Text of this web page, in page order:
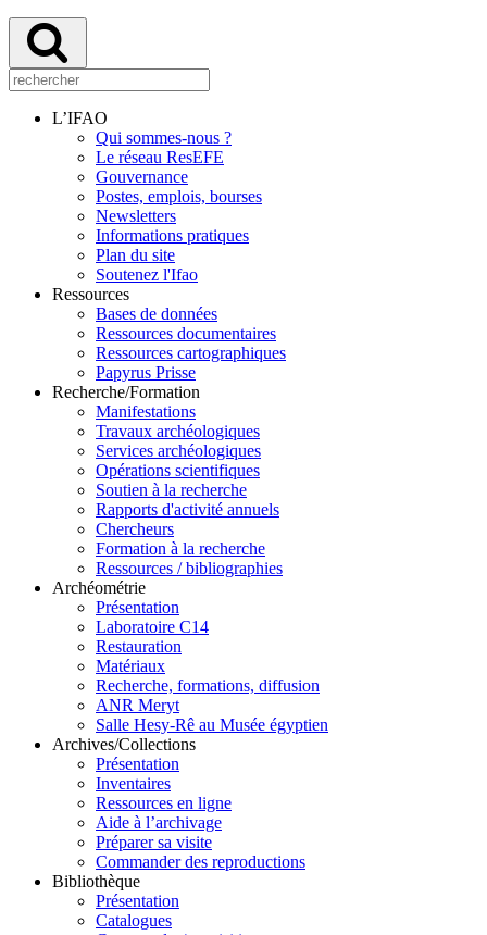
L’IFAO
Qui sommes-nous ?
Le réseau ResEFE
Gouvernance
Postes, emplois, bourses
Newsletters
Informations pratiques
Plan du site
Soutenez l'Ifao
Ressources
Bases de données
Ressources documentaires
Ressources cartographiques
Papyrus Prisse
Recherche/Formation
Manifestations
Travaux archéologiques
Services archéologiques
Opérations scientifiques
Soutien à la recherche
Rapports d'activité annuels
Chercheurs
Formation à la recherche
Ressources / bibliographies
Archéométrie
Présentation
Laboratoire C14
Restauration
Matériaux
Recherche, formations, diffusion
ANR Meryt
Salle Hesy-Rê au Musée égyptien
Archives/Collections
Présentation
Inventaires
Ressources en ligne
Aide à l’archivage
Préparer sa visite
Commander des reproductions
Bibliothèque
Présentation
Catalogues